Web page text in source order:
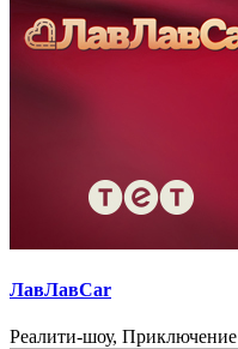
ЛавЛавCar
Реалити-шоу, Приключение